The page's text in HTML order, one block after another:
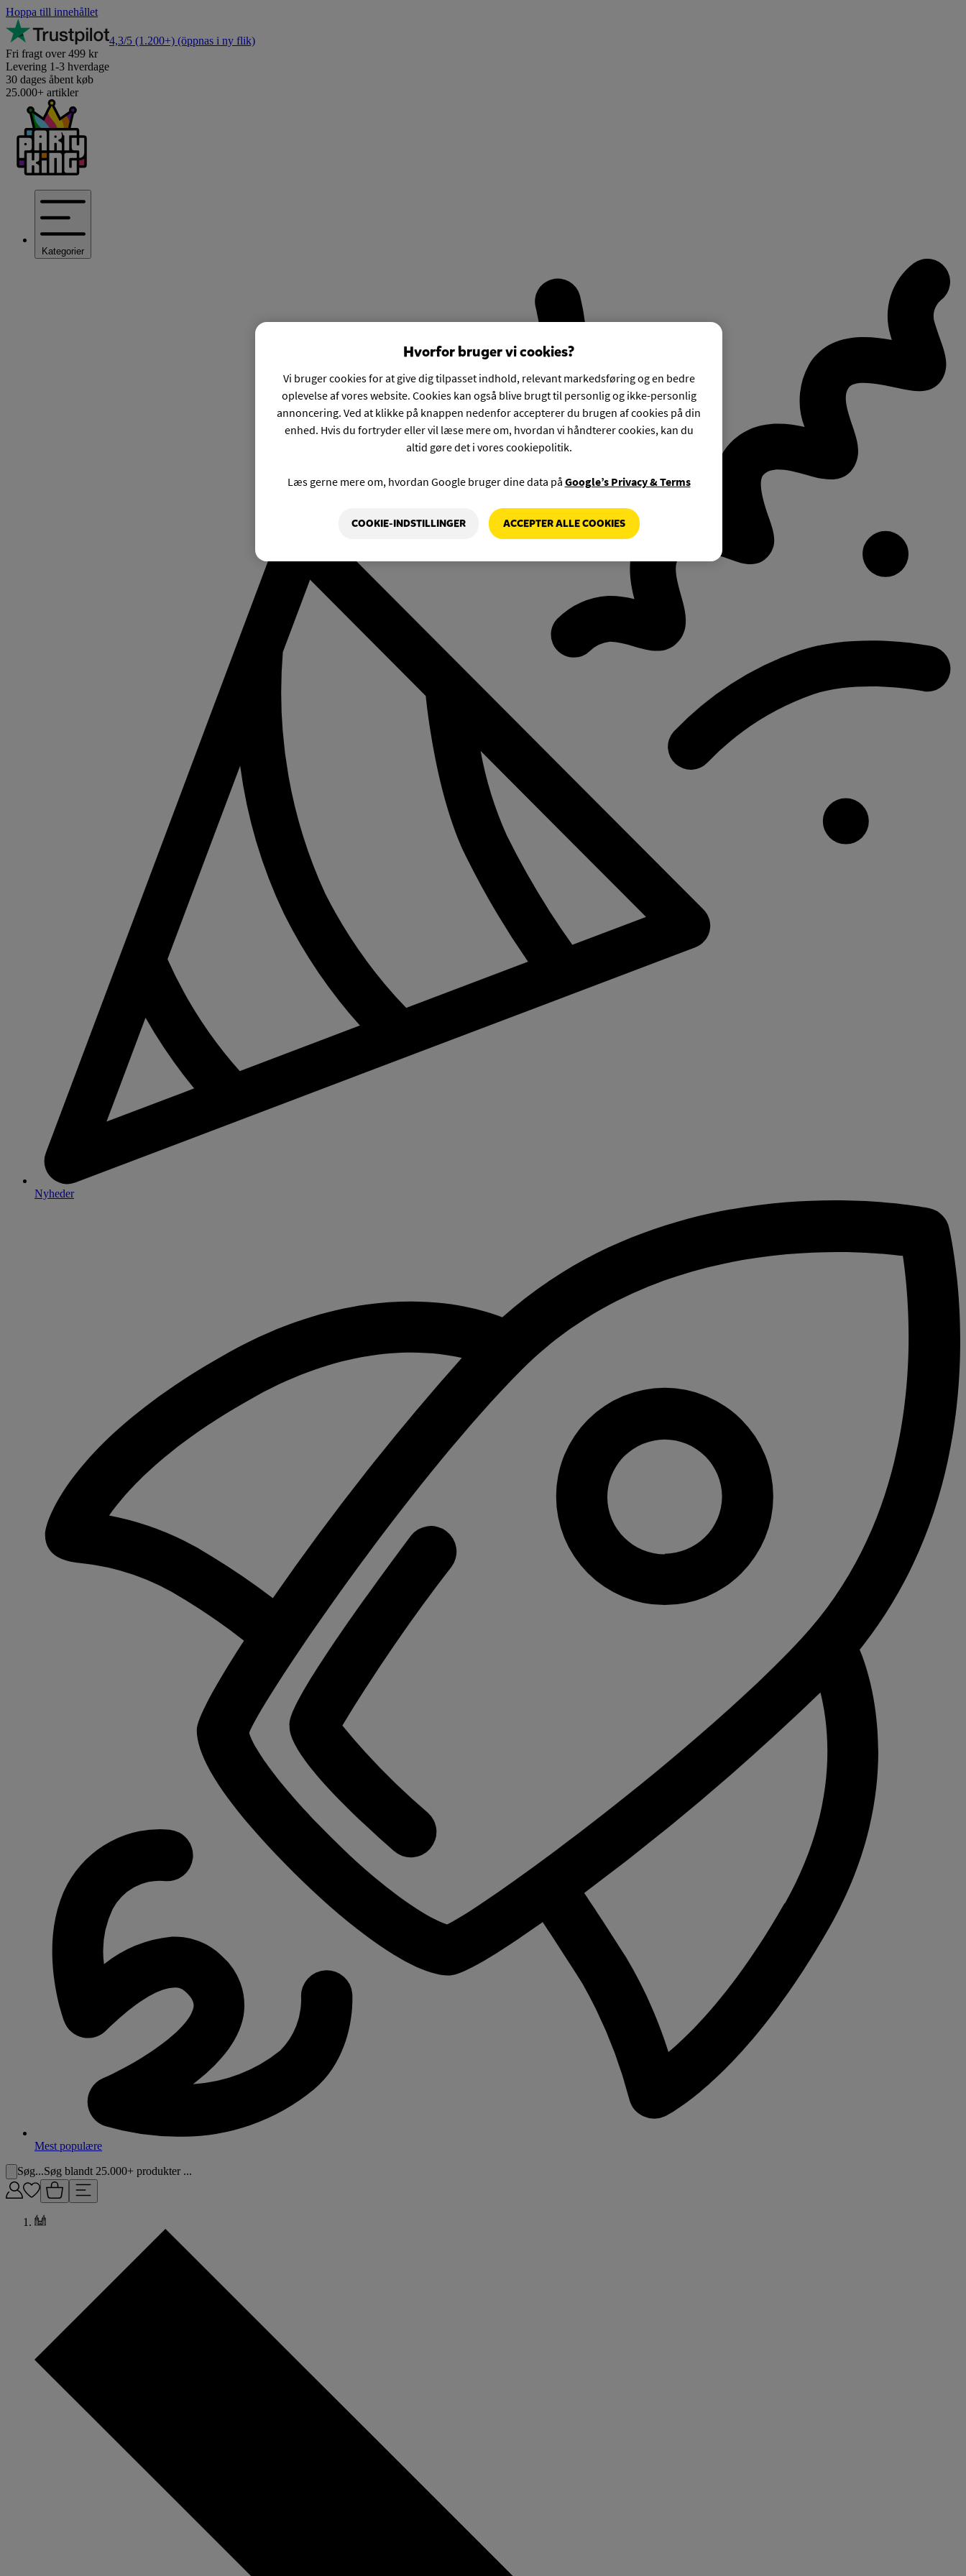
Hoppa till innehållet
4,3/5 (1.200+) (öppnas i ny flik)
Fri fragt over 499 kr
Levering 1-3 hverdage
30 dages åbent køb
25.000+ artikler
Kategorier
Nyheder
Mest populære
Søg...Søg blandt 25.000+ produkter ...
Hvorfor bruger vi cookies?
Vi bruger cookies for at give dig tilpasset indhold, relevant markedsføring og en bedre
oplevelse af vores website. Cookies kan også blive brugt til personlig og ikke-personlig
annoncering. Ved at klikke på knappen nedenfor accepterer du brugen af cookies på din
enhed. Hvis du fortryder eller vil læse mere om, hvordan vi håndterer cookies, kan du
altid gøre det i vores cookiepolitik.
Læs gerne mere om, hvordan Google bruger dine data på Google’s Privacy & Terms
COOKIE-INDSTILLINGER ACCEPTER ALLE COOKIES